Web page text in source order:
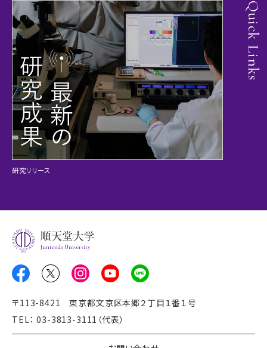
Quick Links
研究リリース
Juntendo University
〒113-8421 東京都文京区本郷２丁目１番１号
TEL： 03-3813-3111（代表）